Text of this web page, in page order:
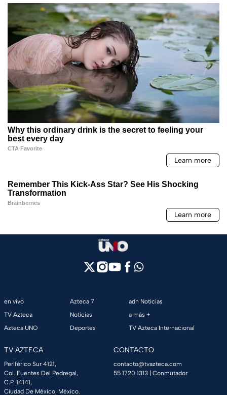
en vivo
TV Azteca
Azteca UNO
Azteca 7
Noticias
Deportes
adn Noticias
a más +
TV Azteca Internacional
TV AZTECA
Periférico Sur 4121,
Col. Fuentes Del Pedregal,
C.P. 14141,
Ciudad De México, México.
CONTACTO
contacto@tvazteca.com
55 1720 1313 | Conmutador